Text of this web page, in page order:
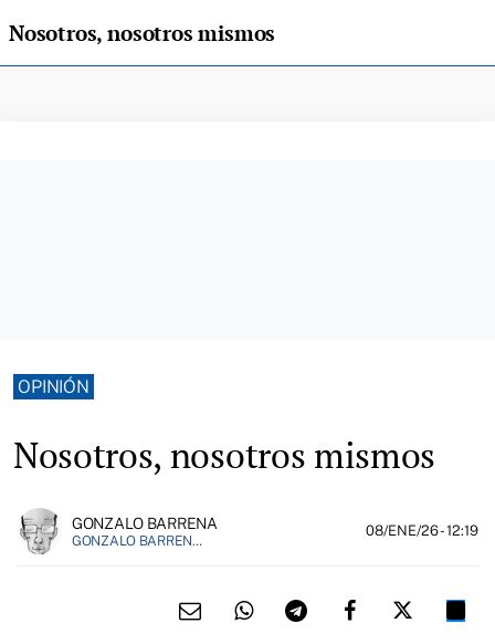
Nosotros, nosotros mismos
OPINIÓN
Nosotros, nosotros mismos
GONZALO BARRENA
GONZALO BARRENA ES PROFESOR DE FILOSOFÍA Y ESCRITOR
08/ENE/26- 12:19